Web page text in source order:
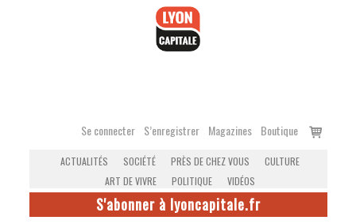
Se connecter S’enregistrer Magazines Boutique
Voir
ACTUALITÉS SOCIÉTÉ PRÈS DE CHEZ VOUS
CULTURE
ART DE VIVRE
POLITIQUE VIDÉOS
S'abonner à lyoncapitale.fr